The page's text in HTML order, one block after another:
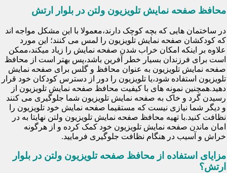
محافظ صفحه نمایش تلویزیون ولتن در بلوار ارتش
در ساختمان هایی که بچه کوچک دارند،معمولا با این مشکل مواجه اند
که کودکشان صفحه نمایش تلویزیون را لمس می کنند؛ این مورد
علاوه بر اینکه امکان خراب شدن صفحه نمایش را زیاد میکند،ممکن
است برای فرزندان بسیار خطر آفرین باشد،پس بهتر است از محافظ
صفحه نمایش تلویزیون به عنوان محافظ و گلس برای صفحه نمایش
تلویزیون استفاده شود،یا تلویزیون را دور از دسترس کودکان خود قرار
دهید.همچنین نمونه های با کیفیت محافظ صفحه نمایش تلویزیون از
رسیدن گرد و خاک به صفحه نمایش تلویزیون شما جلوگیری می کنند
و دیگر شما نیازی نیست که مستقیما صفحه نمایش خود تلویزیون را
نظافت کنید.با تهیه محافظ صفحه نمایش تلویزیون ولتن نهایتا به در
امان ماندن صفحه نمایش تلویزیون خود کمک کرده و از هرگونه
خراش و آسیب در هنگام نظافت جلوگیری فرمایید.
مزایای استفاده از محافظ صفحه تلویزیون ولتن در بلوار
ارتش؟